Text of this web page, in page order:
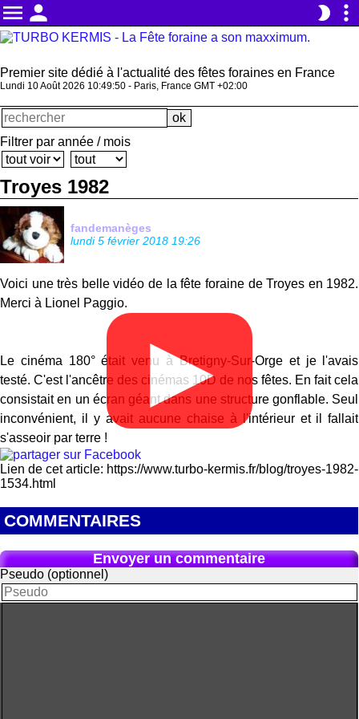
menu person brightness_2 more_vert
Premier site dédié à l'actualité des fêtes foraines en France
Lundi 10 Août 2026 10:49:50 - Paris, France GMT +02:00
Filtrer par année / mois
Troyes 1982
fandemanèges
lundi 5 février 2018 19:26
Voici une très belle vidéo de la fête foraine de Troyes en 1982.
Merci à Lionel Paggio.
▶
Le cinéma 180° était venu à Bretigny-Sur-Orge et je l'avais
testé. C'est l'ancêtre des cinémas 10D de nos fêtes. En fait cela
consistait en un écran géant dans une structure gonflable. Seul
inconvénient, il y avait aucune chaise à l'intérieur et il fallait
s'asseoir par terre !
Lien de cet article: https://www.turbo-kermis.fr/blog/troyes-1982-
1534.html
COMMENTAIRES
Envoyer un commentaire
Pseudo (optionnel)